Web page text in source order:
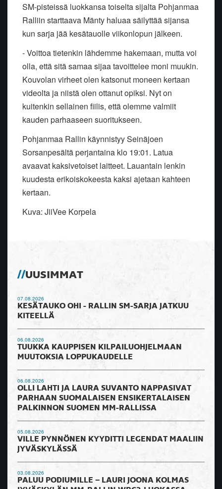
SM-pisteissä luokkansa toiselta sijalta Pohjanmaa
Ralliin starttaava Mänty haluaa säilyttää sijansa
kun sarja jää kesätauolle viikonlopun jälkeen.
- Voittoa tietenkin lähdemme hakemaan, mutta voi
olla, että sitä samaa sijaa tavoittelee moni muukin.
Kouvolan virheet olen katsonut moneen kertaan
videolta ja niistä olen ottanut opiksi. Nyt on
kuitenkin sellainen fiilis, että olemme valmiit
kauden parhaaseen suoritukseen.
Pohjanmaa Rallin käynnistyy Seinäjoen
Sorsanpesältä perjantaina klo 19:01. Latua
avaavat kaksivetoiset laitteet. Lauantain lenkin
kuudesta erikoiskokeesta kaksi ajetaan kahteen
kertaan.
Kuva: JiiVee Korpela
UUSIMMAT
07.08.2026
KESÄTAUKO OHI - RALLIN SM-SARJA JATKUU
KITEELLÄ
06.08.2026
TUUKKA KAUPPISEN KILPAILUOHJELMAAN
MUUTOKSIA LOPPUKAUDELLE
06.08.2026
OLLI LAHTI JA LAURA SUVANTO NAPPASIVAT
PARHAAN SUOMALAISEN ENSIKERTALAISEN
PALKINNON SUOMEN MM-RALLISSA
05.08.2026
VILLE PYNNÖNEN KYYDITTI LEGENDAT MAALIIN
JYVÄSKYLÄSSÄ
03.08.2026
PALUU PODIUMILLE – LAURI JOONA KOLMAS